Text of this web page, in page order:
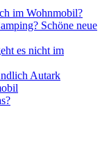
im Wohnmobil?
Schöne neue
es nicht im
Autark